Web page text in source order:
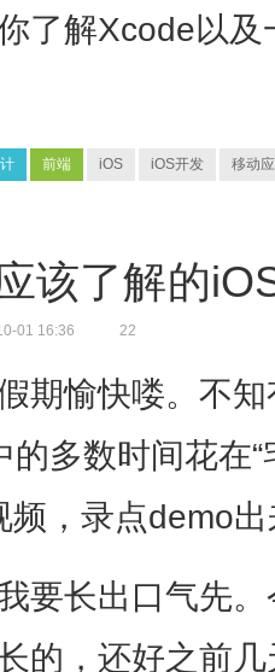
了解Xcode以
前端 iOS iOS开发 移动
该了解的
01 16:36 22
期愉快喽。不
的多数时间花在
频，录点demo
要长出口气先
的，还好之前